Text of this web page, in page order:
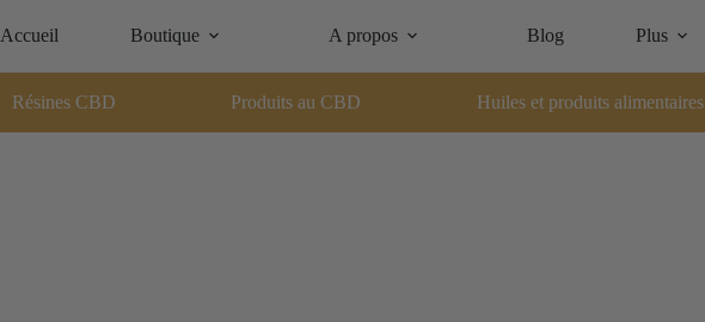
Accueil Boutique A propos Blog Plus
Résines CBD Produits au CBD Huiles et produits alimentaires